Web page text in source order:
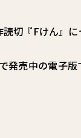
切『Fけん』
発売中の電子